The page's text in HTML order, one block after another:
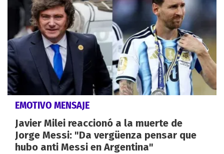
EMOTIVO MENSAJE
Javier Milei reaccionó a la muerte de
Jorge Messi: "Da vergüenza pensar que
hubo anti Messi en Argentina"